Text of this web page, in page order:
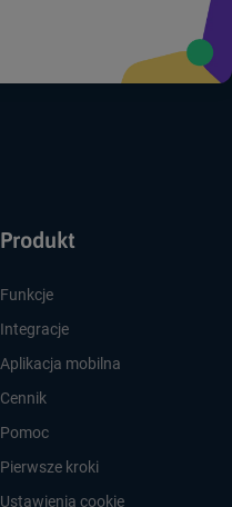
Produkt
Funkcje
Integracje
Aplikacja mobilna
Cennik
Pomoc
Pierwsze kroki
Ustawienia cookie